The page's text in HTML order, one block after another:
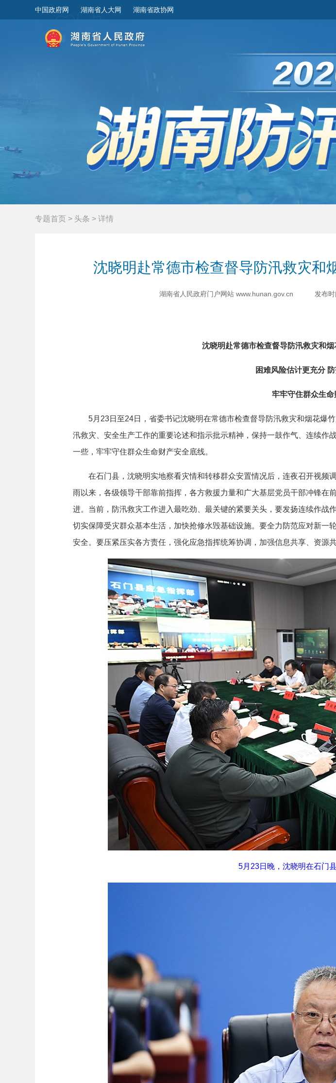
中国政府网 湖南省人大网 湖南省政协网
专题首页 > 头条 > 详情
沈晓明赴常德市检查督导防汛救灾和
湖南省人民政府门户网站 www.hunan.gov.cn 发布时
沈晓明赴常德市检查督导防汛救灾和
困难风险估计更充分
牢牢守住群众生
5月23日至24日，省委书记沈晓明在常德市检查督导防汛救灾和烟花爆
汛救灾、安全生产工作的重要论述和指示批示精神，保持一鼓作气、连续
一些，牢牢守住群众生命财产安全底线。
在石门县，沈晓明实地察看灾情和转移群众安置情况后，连夜召开视频
雨以来，各级领导干部靠前指挥，各方救援力量和广大基层党员干部冲锋
进。当前，防汛救灾工作进入最吃劲、最关键的紧要关头，要发扬连续作战
切实保障受灾群众基本生活，加快抢修水毁基础设施。要全力防范应对新
安全。要压紧压实各方责任，强化应急指挥统筹协调，加强信息共享、资源
5月23日晚，沈晓明在石门